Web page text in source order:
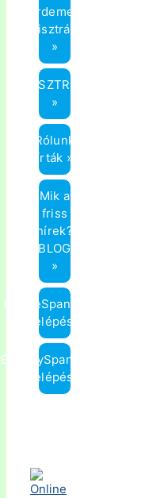
érdemes
regisztrálni?
»
REGISZTRÁCIÓ
»
Rólunk
írták »
Mik a
friss
hírek?
(BLOG)
»
OnlineSpanyol.hu
Belépés »
ElmenySpanyol.hu
Belépés »